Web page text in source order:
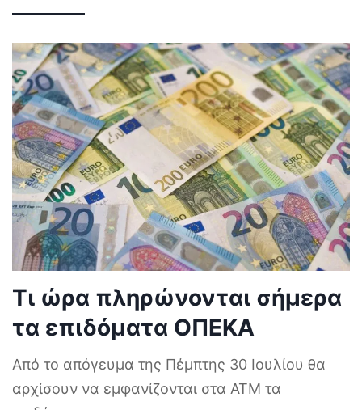
Τι ώρα πληρώνονται σήμερα
τα επιδόματα ΟΠΕΚΑ
Από το απόγευμα της Πέμπτης 30 Ιουλίου θα
αρχίσουν να εμφανίζονται στα ΑΤΜ τα